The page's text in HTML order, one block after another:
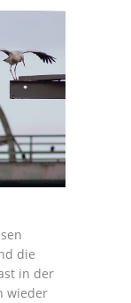
die
in der
wieder